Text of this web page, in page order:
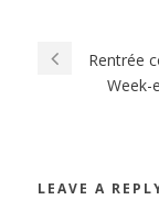
Rentrée
Week-
LEAVE A